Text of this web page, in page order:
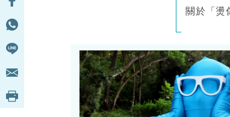
關於「燙